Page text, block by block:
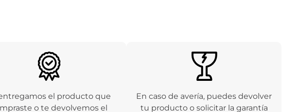
el producto que
o te devolvemos el
En caso de avería, puedes devolver
tu producto o solicitar la garantía